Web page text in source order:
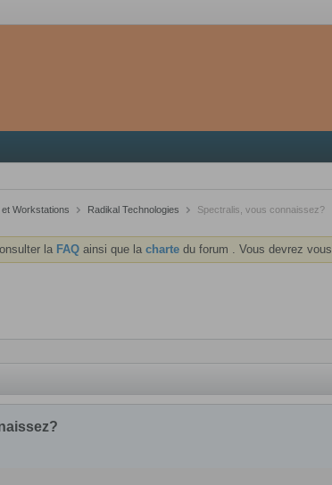
Workstations Radikal Technologies Spectralis, vous connaissez?
la FAQ ainsi que la charte du forum . Vous devrez vous